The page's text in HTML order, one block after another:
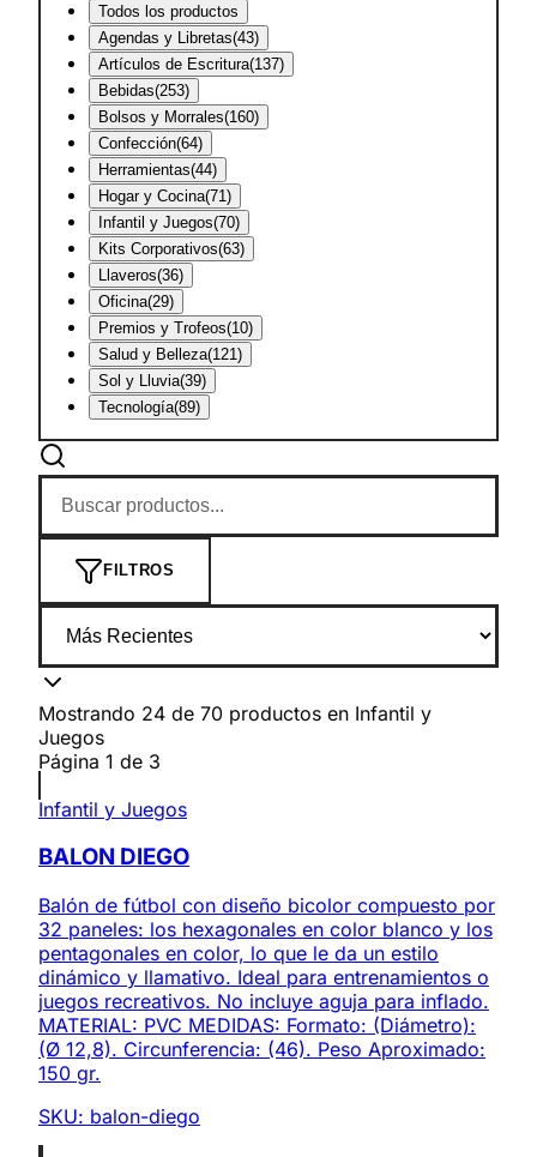
Todos los productos
Agendas y Libretas(43)
Artículos de Escritura(137)
Bebidas(253)
Bolsos y Morrales(160)
Confección(64)
Herramientas(44)
Hogar y Cocina(71 )
Infantil y Juegos(70)
Kits Corporativos(63)
Llaveros(36)
Oficina(29)
Premios y Trofeos(10)
Salud y Belleza(121 )
Sol y Lluvia(39)
Tecnología(89)
FILTROS
Mostrando 24 de 70 productos en Infantil y
Juegos
Página 1 de 3
Infantil y Juegos
BALON DIEGO
Balón de fútbol con diseño bicolor compuesto por
32 paneles: los hexagonales en color blanco y los
pentagonales en color, lo que le da un estilo
dinámico y llamativo. Ideal para entrenamientos o
juegos recreativos. No incluye aguja para inflado.
MATERIAL: PVC MEDIDAS: Formato: (Diámetro):
(Ø 12,8). Circunferencia: (46). Peso Aproximado:
150 gr.
SKU: balon-diego